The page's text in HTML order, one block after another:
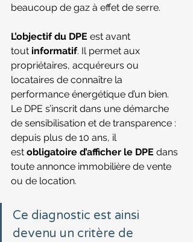
beaucoup de gaz à effet de serre.
L’objectif du DPE est avant
tout informatif. Il permet aux
propriétaires, acquéreurs ou
locataires de connaître la
performance énergétique d’un bien.
Le DPE s’inscrit dans une démarche
de sensibilisation et de transparence :
depuis plus de 10 ans, il
est obligatoire d’afficher le DPE dans
toute annonce immobilière de vente
ou de location.
Ce diagnostic est ainsi
devenu un critère de